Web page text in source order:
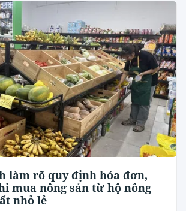
làm rõ quy định hóa đơn,
mua nông sản từ hộ nông
nhỏ lẻ